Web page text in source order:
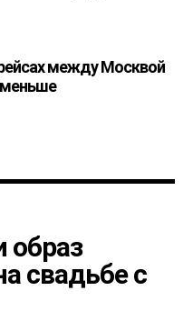
между Москвой
меньше
образ
свадьбе с